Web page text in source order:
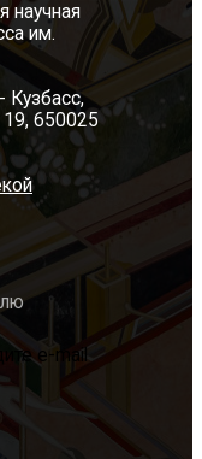
научная
им.
Кузбасс,
19, 650025
e-mail